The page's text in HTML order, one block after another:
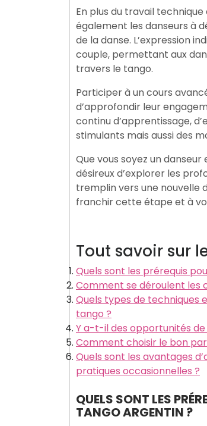
En plus du travail
également les danseurs à
de la danse. L’expression
couple, permettant aux
travers le tango.
Participer à un cours
d’approfondir leur
continu d’apprentissage,
stimulants mais aussi des
Que vous soyez un
désireux d’explorer les
tremplin vers une nouvelle
franchir cette étape et à
Tout savoir sur
Quels sont les prérequis
Comment se déroulent les
Quels types de techniques
tango ?
Y a-t-il des opportunités de
Comment choisir le bon
Quels sont les avantages
pratiques occasionnelles ?
QUELS SONT LES
TANGO ARGENTIN ?